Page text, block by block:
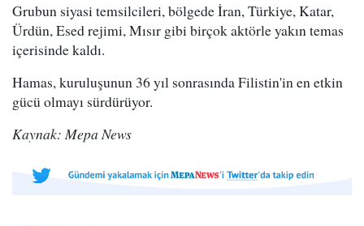
Grubun siyasi temsilcileri, bölgede İran, Türkiye, Katar,
Ürdün, Esed rejimi, Mısır gibi birçok aktörle yakın temas
içerisinde kaldı.
Hamas, kuruluşunun 36 yıl sonrasında Filistin'in en etkin
gücü olmayı sürdürüyor.
Kaynak: Mepa News